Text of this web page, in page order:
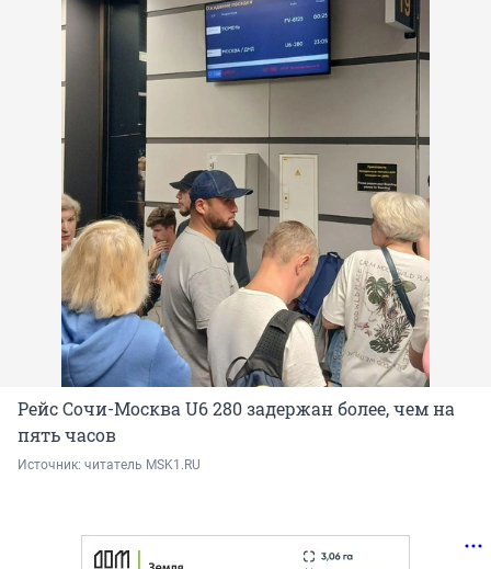
Рейс Сочи-Москва U6 280 задержан более, чем на
пять часов
Источник: читатель MSK1.RU